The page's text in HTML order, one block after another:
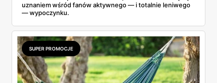
uznaniem wśród fanów aktywnego — i totalnie leniwego
— wypoczynku.
SUPER PROMOCJE